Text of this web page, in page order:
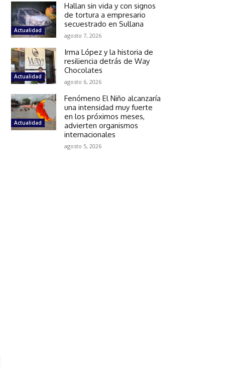
Actualidad
Hallan sin vida y con signos
de tortura a empresario
secuestrado en Sullana
agosto 7, 2026
Actualidad
Irma López y la historia de
resiliencia detrás de Way
Chocolates
agosto 6, 2026
Actualidad
Fenómeno El Niño alcanzaría
una intensidad muy fuerte
en los próximos meses,
advierten organismos
internacionales
agosto 5, 2026